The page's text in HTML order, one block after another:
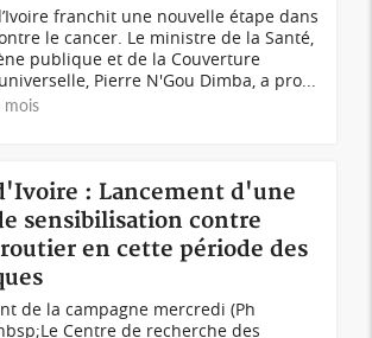
franchit une nouvelle étape dans
le cancer. Le ministre de la Santé,
publique et de la Couverture
Pierre N'Gou Dimba, a pro...
mois
: Lancement d'une
sensibilisation contre
en cette période des
de la campagne mercredi (Ph
Centre de recherche des